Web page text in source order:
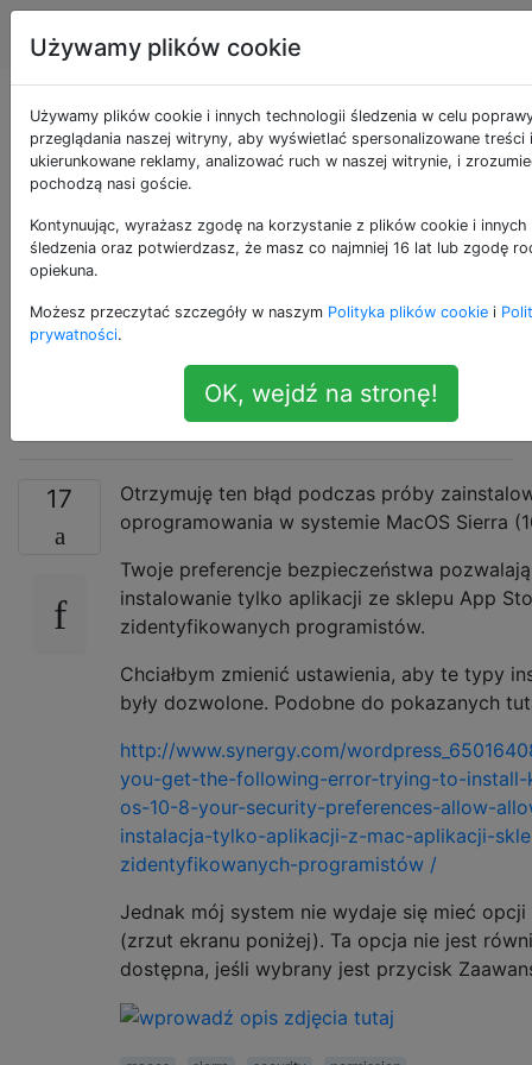
Apple Tagi
Jak zezwolić na
instalację sklepu z
aplikacjami lub
zidentyfikowanych
programistów na
MacOS Sierra
17
Otrzymuję ten błąd podczas próby
oprogramowania w systemie MacOS Sierra
Twoje preferencje bezpieczeństwa
instalowanie tylko aplikacji ze sklepu App
zidentyfikowanych programistów.
Chciałbym zmienić ustawienia, aby te typy
były dozwolone. Podobne do pokazanych
http://www.synergy.com/
you-get-the-following-error-trying-to-install-
os-10-8-your-security-preferences-allow-
instalacja-tylko-aplikacji-z-mac-aplikacji-
zidentyfikowanych-programistów /
Jednak mój system nie wydaje się mieć opcji
(zrzut ekranu poniżej). Ta opcja nie jest
dostępna, jeśli wybrany jest przycisk
Używamy plików cookie
Używamy plików cookie i innych technologii śledzenia w celu
przeglądania naszej witryny, aby wyświetlać spersonalizowane treści i
ukierunkowane reklamy, analizować ruch w naszej witrynie, i
pochodzą nasi goście.
Kontynuując, wyrażasz zgodę na korzystanie z plików cookie i
śledzenia oraz potwierdzasz, że masz co najmniej 16 lat lub zgodę
opiekuna.
Możesz przeczytać szczegóły w naszym Polityka plików cookie i
prywatności.
OK, wejdź na stronę!